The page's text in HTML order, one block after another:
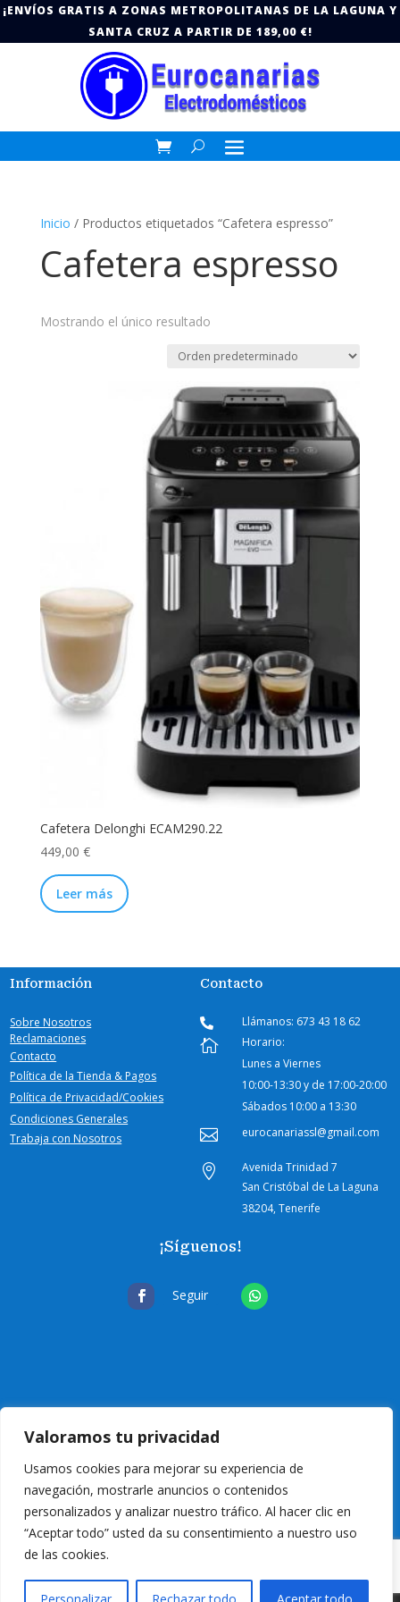
Valoramos tu privacidad
Usamos cookies para mejorar su experiencia de
navegación, mostrarle anuncios o contenidos
personalizados y analizar nuestro tráfico. Al hacer clic en
“Aceptar todo” usted da su consentimiento a nuestro uso
de las cookies.
¡ENVÍOS GRATIS A ZONAS METROPOLITANAS DE LA LAGUNA Y
SANTA CRUZ A PARTIR DE 189,00 €!
Inicio / Productos etiquetados “Cafetera espresso”
Cafetera espresso
Mostrando el único resultado
Cafetera Delonghi ECAM290.22
449,00 €
Leer más
Información
Sobre Nosotros
Reclamaciones
Contacto
Política de la Tienda & Pagos
Política de Privacidad/Cookies
Condiciones Generales
Trabaja con Nosotros
Contacto
 Llámanos: 673 43 18 62

Horario:
Lunes a Viernes
10:00-13:30 y de 17:00-20:00
Sábados 10:00 a 13:30
 eurocanariassl@gmail.com

Avenida Trinidad 7
San Cristóbal de La Laguna
38204, Tenerife
¡Síguenos!
Seguir
© 2024 Eurocanarias Electrodomésticos| Todos los derechos reservados |